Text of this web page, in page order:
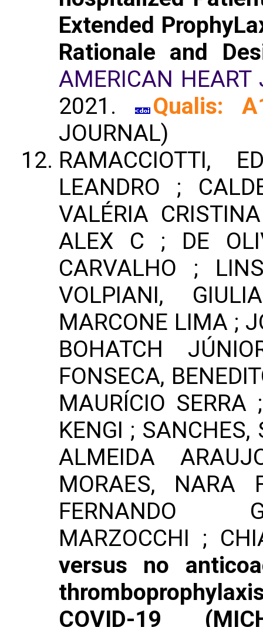
Extended
Rationale and
AMERICAN HEART
2021.
Qualis:
JOURNAL)
RAMACCIOTTI,
LEANDRO ;
VALÉRIA
ALEX C ; DE
CARVALHO ;
VOLPIANI,
MARCONE LIMA ;
BOHATCH
FONSECA,
MAURÍCIO SERRA
KENGI ;
ALMEIDA
MORAES, NARA
FERNANDO
MARZOCCHI ;
versus no
COVID-19